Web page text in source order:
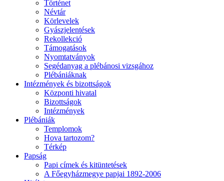
Történet
Névtár
Körlevelek
Gyászjelentések
Rekollekció
Támogatások
Nyomtatványok
Segédanyag a plébánosi vizsgához
Plébániáknak
Intézmények és bizottságok
Központi hivatal
Bizottságok
Intézmények
Plébániák
Templomok
Hova tartozom?
Térkép
Papság
Papi címek és kitüntetések
A Főegyházmegye papjai 1892-2006